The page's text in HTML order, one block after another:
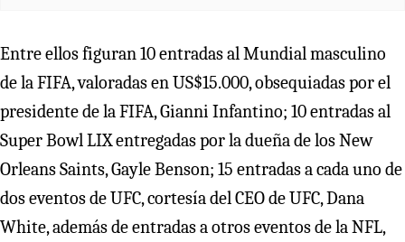
Entre ellos figuran 10 entradas al Mundial masculino
de la FIFA, valoradas en US$15.000, obsequiadas por el
presidente de la FIFA, Gianni Infantino; 10 entradas al
Super Bowl LIX entregadas por la dueña de los New
Orleans Saints, Gayle Benson; 15 entradas a cada uno de
dos eventos de UFC, cortesía del CEO de UFC, Dana
White, además de entradas a otros eventos de la NFL,